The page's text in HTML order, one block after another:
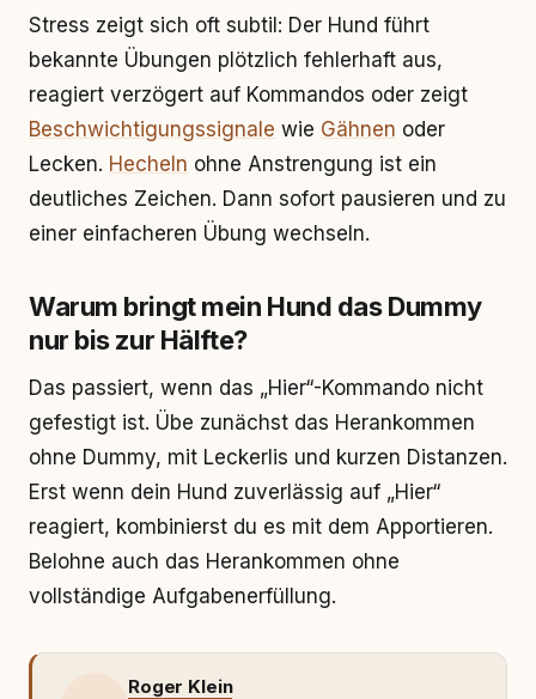
Stress zeigt sich oft subtil: Der Hund führt
bekannte Übungen plötzlich fehlerhaft aus,
reagiert verzögert auf Kommandos oder zeigt
Beschwichtigungssignale wie Gähnen oder
Lecken. Hecheln ohne Anstrengung ist ein
deutliches Zeichen. Dann sofort pausieren und zu
einer einfacheren Übung wechseln.
Warum bringt mein Hund das Dummy
nur bis zur Hälfte?
Das passiert, wenn das „Hier“-Kommando nicht
gefestigt ist. Übe zunächst das Herankommen
ohne Dummy, mit Leckerlis und kurzen Distanzen.
Erst wenn dein Hund zuverlässig auf „Hier“
reagiert, kombinierst du es mit dem Apportieren.
Belohne auch das Herankommen ohne
vollständige Aufgabenerfüllung.
Roger Klein